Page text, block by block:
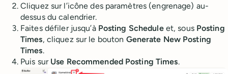
Cliquez sur l’icône des paramètres (engrenage) au-
dessus du calendrier.
Faites défiler jusqu’à Posting Scheduleet, sous Posting
Times, cliquez sur le bouton Generate New Posting
Times.
Puis sur Use Recommended Posting Times.